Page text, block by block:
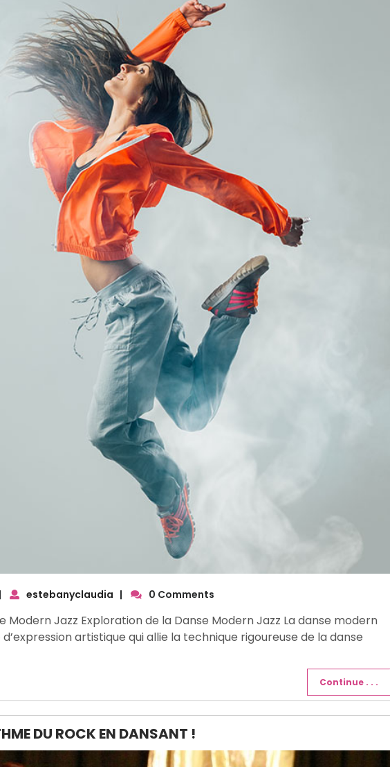
13| estebanyclaudia | 0 Comments
Modern Jazz Exploration de la Danse Modern Jazz La danse modern
artistique qui allie la technique rigoureuse de la danse
Continue . . .
DU ROCK EN DANSANT !